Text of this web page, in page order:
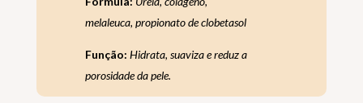
melaleuca, propionato de clobetasol
Função: Hidrata, suaviza e reduz a
porosidade da pele.